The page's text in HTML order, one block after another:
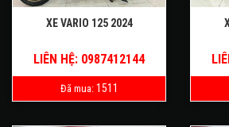
XE VARIO 125 2024
LIÊN HỆ: 0987412144
Đã mua: 1511